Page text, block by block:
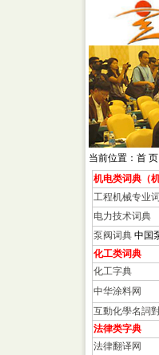
当前位置：首 页
机电类词典（
工程机械专业
电力技术词典
泵阀词典 中国
化工类词典
化工字典
中华涂料网
互動化學名詞
法律类字典
法律翻译网